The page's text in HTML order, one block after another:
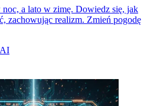
noc, a lato w zimę. Dowiedz się, jak
zachowując realizm. Zmień pogodę